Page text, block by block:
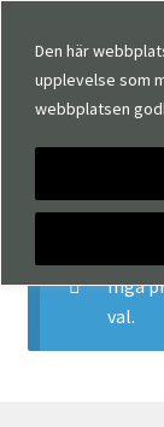
Den här
upplevelse som
webbplatsen
orine
Inga
val.